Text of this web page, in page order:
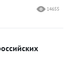
14655